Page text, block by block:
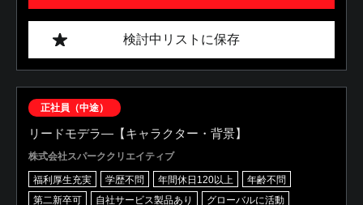
検討中リストに保存
正社員（中途）
リードモデラ―【キャラクター・背景】
株式会社スパーククリエイティブ
福利厚生充実 学歴不問 年間休日120以上
年齢不問
第二新卒可
自社サービス製品あり
グローバルに活動